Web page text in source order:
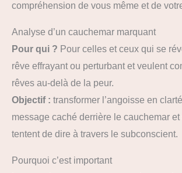
compréhension de vous même et de
Analyse d’un cauchemar marquant
Pour qui ? Pour celles et ceux qui se
rêve effrayant ou perturbant et veulent
rêves au-delà de la peur.
Objectif : transformer l’angoisse en
message caché derrière le cauchemar
tentent de dire à travers le subconscient.
Pourquoi c’est important